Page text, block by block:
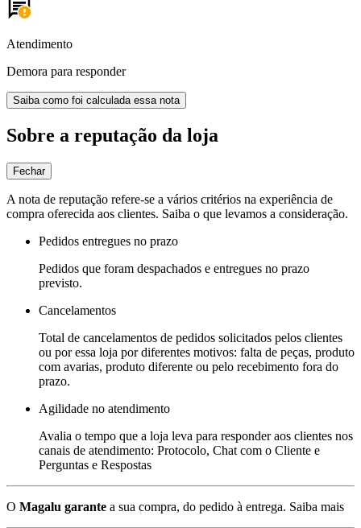
Atendimento
Demora para responder
Saiba como foi calculada essa nota
Sobre a reputação da loja
Fechar
A nota de reputação refere-se a vários critérios na experiência de
compra oferecida aos clientes. Saiba o que levamos a consideração.
Pedidos entregues no prazo
Pedidos que foram despachados e entregues no prazo
previsto.
Cancelamentos
Total de cancelamentos de pedidos solicitados pelos clientes
ou por essa loja por diferentes motivos: falta de peças, produto
com avarias, produto diferente ou pelo recebimento fora do
prazo.
Agilidade no atendimento
Avalia o tempo que a loja leva para responder aos clientes nos
canais de atendimento: Protocolo, Chat com o Cliente e
Perguntas e Respostas
O Magalu garante a sua compra, do pedido à entrega. Saiba mais